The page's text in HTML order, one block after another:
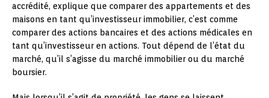
accrédité, explique que comparer des appartements et des
maisons en tant qu’investisseur immobilier, c’est comme
comparer des actions bancaires et des actions médicales en
tant qu’investisseur en actions. Tout dépend de l’état du
marché, qu’il s’agisse du marché immobilier ou du marché
boursier.